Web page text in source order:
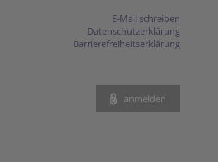
E-Mail schreiben
Datenschutzerklärung
Barrierefreiheitserklärung
anmelden